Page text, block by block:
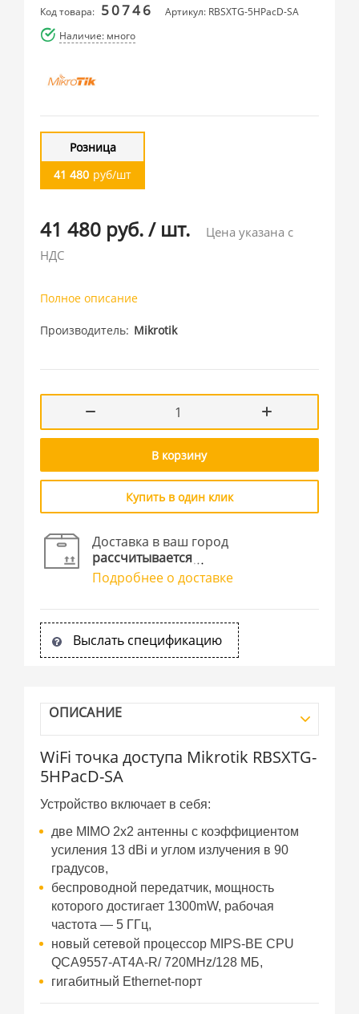
Код товара: 50746
Артикул: RBSXTG-5HPacD-SA
Наличие: много
Розница
41 480 руб/шт
41 480 руб./ шт.
Цена указана с
НДС
Полное описание
Производитель Mikrotik
В корзину
Купить в один клик
Доставка в ваш город
рассчитывается
Подробнее о доставке
Выслать спецификацию
ОПИСАНИЕ
WiFi точка доступа Mikrotik RBSXTG-
5HPacD-SA
Устройство включает в себя:
две MIMO 2x2 антенны с коэффициентом
усиления 13 dBi и углом излучения в 90
градусов,
беспроводной передатчик, мощность
которого достигает 1300mW, рабочая
частота — 5 ГГц,
новый сетевой процессор MIPS-BE CPU
QCA9557-AT4A-R/ 720MHz/128 МБ,
гигабитный Ethernet-порт